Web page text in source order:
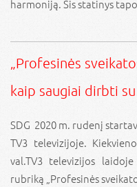
harmoniją. Šis statinys
„Profesinės
kaip saugiai dirbti
SDG 2020 m. rudenį
TV3 televizijoje.
val.TV3 televizijos
rubriką „Profesinės